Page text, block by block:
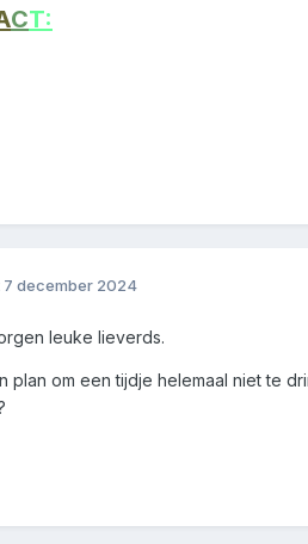
CT:
7 december 2024
leuke lieverds.
plan om een tijdje helemaal niet te